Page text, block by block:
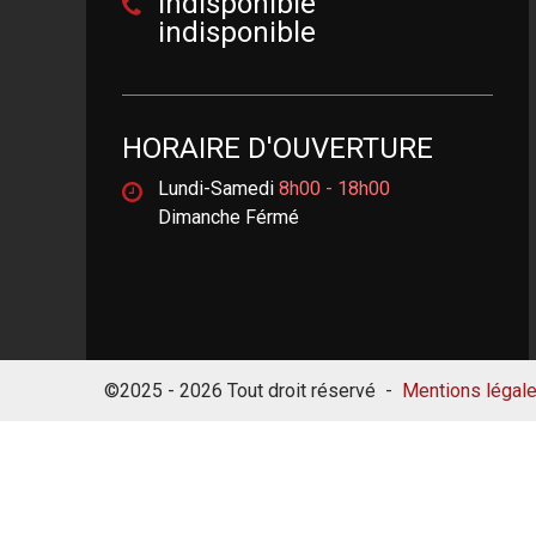
indisponible
HORAIRE D'OUVERTURE
Lundi-Samedi 8h00 - 18h00
Dimanche Férmé
©2025 - 2026 Tout droit réservé - Mentions